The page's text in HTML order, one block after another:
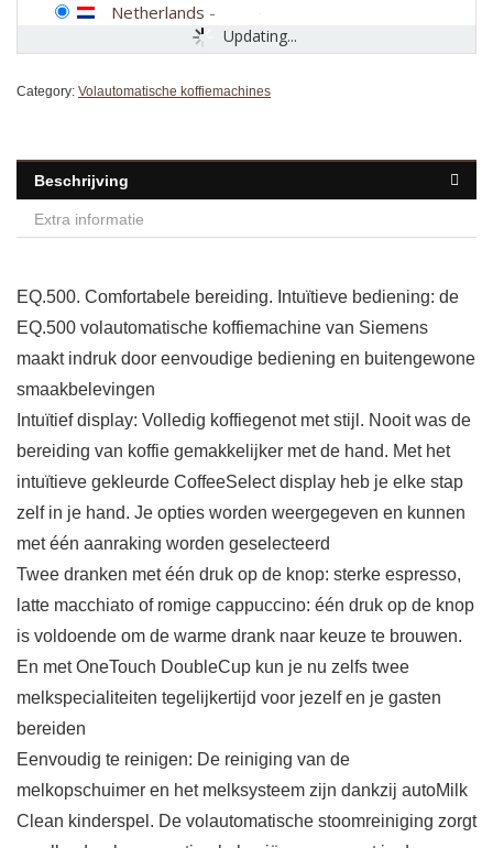
Updating...
Netherlands -
Category: Volautomatische koffiemachines
Beschrijving
Extra informatie
EQ.500. Comfortabele bereiding. Intuïtieve bediening: de
EQ.500 volautomatische koffiemachine van Siemens
maakt indruk door eenvoudige bediening en buitengewone
smaakbelevingen
Intuïtief display: Volledig koffiegenot met stijl. Nooit was de
bereiding van koffie gemakkelijker met de hand. Met het
intuïtieve gekleurde CoffeeSelect display heb je elke stap
zelf in je hand. Je opties worden weergegeven en kunnen
met één aanraking worden geselecteerd
Twee dranken met één druk op de knop: sterke espresso,
latte macchiato of romige cappuccino: één druk op de knop
is voldoende om de warme drank naar keuze te brouwen.
En met OneTouch DoubleCup kun je nu zelfs twee
melkspecialiteiten tegelijkertijd voor jezelf en je gasten
bereiden
Eenvoudig te reinigen: De reiniging van de
melkopschuimer en het melksysteem zijn dankzij autoMilk
Clean kinderspel. De volautomatische stoomreiniging zorgt